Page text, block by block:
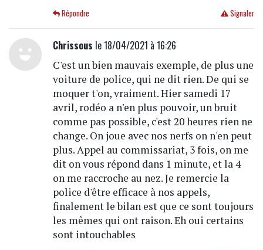
Signaler
Répondre
Chrissous le 18/04/2021 à 16:26
C'est un bien mauvais exemple, de plus une
voiture de police, qui ne dit rien. De qui se
moquer t'on, vraiment. Hier samedi 17
avril, rodéo a n'en plus pouvoir, un bruit
comme pas possible, c'est 20 heures rien ne
change. On joue avec nos nerfs on n'en peut
plus. Appel au commissariat, 3 fois, on me
dit on vous répond dans 1 minute, et la 4
on me raccroche au nez. Je remercie la
police d'être efficace à nos appels,
finalement le bilan est que ce sont toujours
les mêmes qui ont raison. Eh oui certains
sont intouchables